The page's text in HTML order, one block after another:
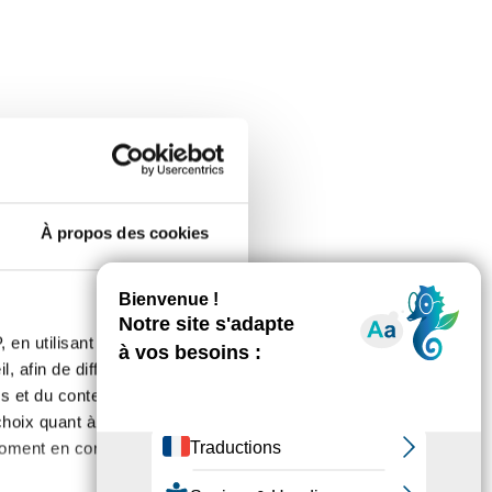
À propos des cookies
en utilisant des
afin de diffuser des
du contenu, ainsi que de
quant à l'utilisation de
en consultant la